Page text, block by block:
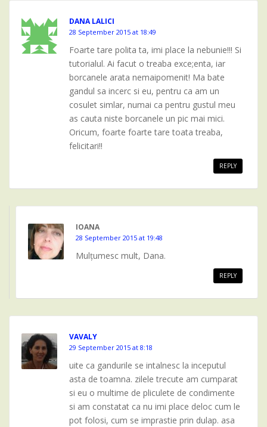
DANA LALICI
28 September 2015 at 18:49
Foarte tare polita ta, imi place la nebunie!!! Si
tutorialul. Ai facut o treaba exce;enta, iar
borcanele arata nemaipomenit! Ma bate
gandul sa incerc si eu, pentru ca am un
cosulet simlar, numai ca pentru gustul meu
as cauta niste borcanele un pic mai mici.
Oricum, foarte foarte tare toata treaba,
felicitari!!
REPLY
IOANA
28 September 2015 at 19:48
Mulțumesc mult, Dana.
REPLY
VAVALY
29 September 2015 at 8:18
uite ca gandurile se intalnesc la inceputul
asta de toamna. zilele trecute am cumparat
si eu o multime de pliculete de condimente
si am constatat ca nu imi place deloc cum le
pot folosi, cum se imprastie prin dulap. asa